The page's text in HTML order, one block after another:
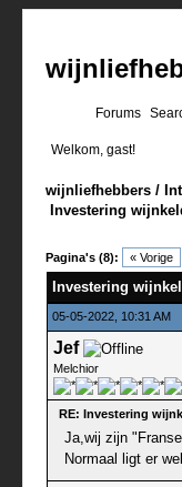
Forums
Welkom, gast!
wijnliefhebbers /
Investering
Pagina's (8): « Vorige
0
1
2
3
4
5
Investering
05-05-2022, 10:31 AM
Jef
Melchior
RE: Investering
Ja,wij zijn
Normaal ligt er